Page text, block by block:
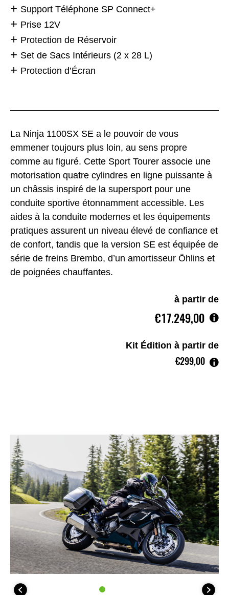
La Ninja 1100SX SE a le pouvoir de vous
emmener toujours plus loin, au sens propre
comme au figuré. Cette Sport Tourer associe une
motorisation quatre cylindres en ligne puissante à
un châssis inspiré de la supersport pour une
conduite sportive étonnamment accessible. Les
aides à la conduite modernes et les équipements
pratiques assurent un niveau élevé de confiance et
de confort, tandis que la version SE est équipée de
série de freins Brembo, d’un amortisseur Öhlins et
de poignées chauffantes.
à partir de
€17.249,00
Kit Édition à partir de
€299,00
Support Téléphone SP Connect+
Prise 12V
Protection de Réservoir
Set de Sacs Intérieurs (2 x 28 L)
Protection d’Écran